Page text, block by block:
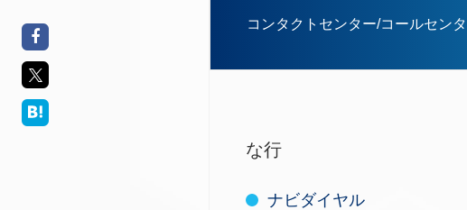
コンタクトセンター/コールセン
な行
ナビダイヤル